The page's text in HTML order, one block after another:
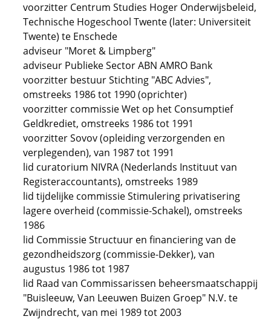
voorzitter Centrum Studies Hoger Onderwijsbeleid,
Technische Hogeschool Twente (later: Universiteit
Twente) te Enschede
adviseur "Moret & Limpberg"
adviseur Publieke Sector ABN AMRO Bank
voorzitter bestuur Stichting "ABC Advies",
omstreeks 1986 tot 1990 (oprichter)
voorzitter commissie Wet op het Consumptief
Geldkrediet, omstreeks 1986 tot 1991
voorzitter Sovov (opleiding verzorgenden en
verplegenden), van 1987 tot 1991
lid curatorium NIVRA (Nederlands Instituut van
Registeraccountants), omstreeks 1989
lid tijdelijke commissie Stimulering privatisering
lagere overheid (commissie-Schakel), omstreeks
1986
lid Commissie Structuur en financiering van de
gezondheidszorg (commissie-Dekker), van
augustus 1986 tot 1987
lid Raad van Commissarissen beheersmaatschappij
"Buisleeuw, Van Leeuwen Buizen Groep" N.V. te
Zwijndrecht, van mei 1989 tot 2003